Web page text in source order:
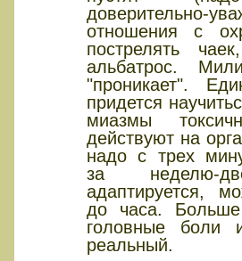
доверительно-
отношения с
пострелять
альбатрос.
"проникает".
придется
миазмы
действуют на
надо с трех
за неделю-
адаптируется,
до часа.
головные боли
реальный.